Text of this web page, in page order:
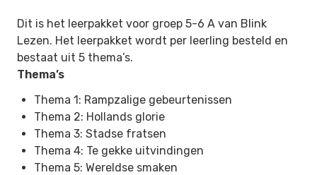
Dit is het leerpakket voor groep 5-6 A van Blink
Lezen. Het leerpakket wordt per leerling besteld en
bestaat uit 5 thema’s.
Thema’s
Thema 1: Rampzalige gebeurtenissen
Thema 2: Hollands glorie
Thema 3: Stadse fratsen
Thema 4: Te gekke uitvindingen
Thema 5: Wereldse smaken